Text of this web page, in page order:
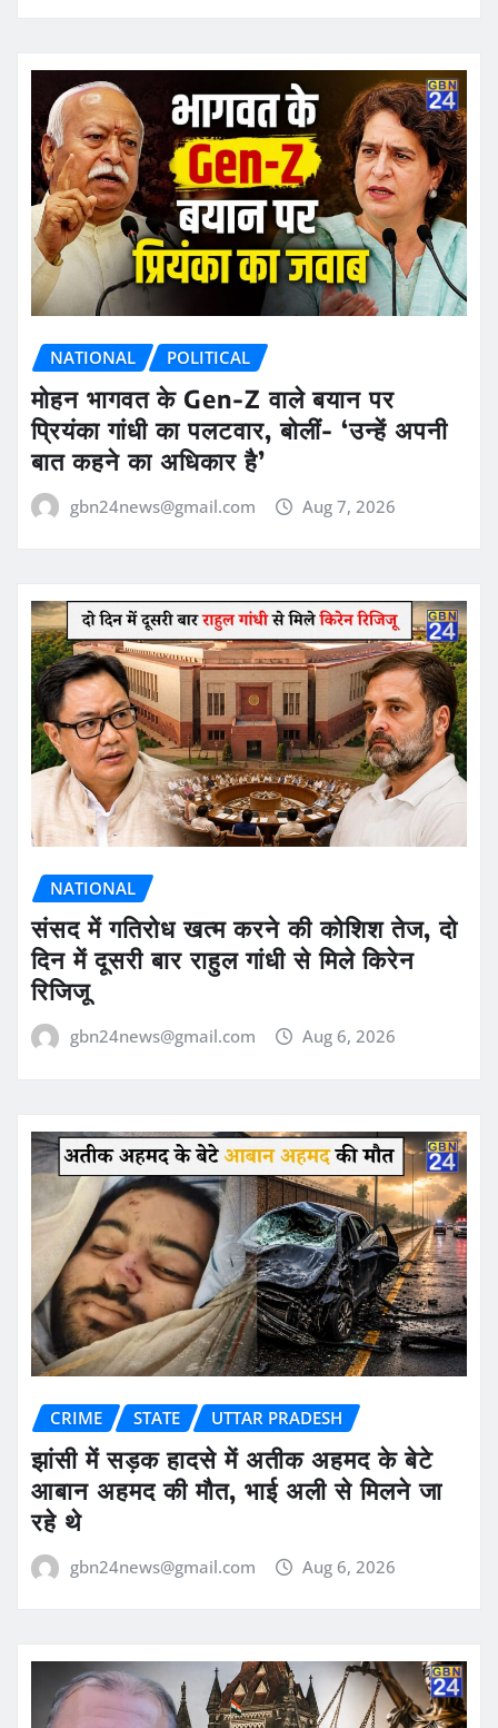
NATIONAL POLITICAL
मोहन भागवत के Gen-Z वाले बयान पर
प्रियंका गांधी का पलटवार, बोलीं- ‘उन्हें अपनी
बात कहने का अधिकार है’
gbn24news@gmail.com Aug 7, 2026
NATIONAL
संसद में गतिरोध खत्म करने की कोशिश तेज, दो
दिन में दूसरी बार राहुल गांधी से मिले किरेन
रिजिजू
gbn24news@gmail.com Aug 6, 2026
CRIME STATE UTTAR PRADESH
झांसी में सड़क हादसे में अतीक अहमद के बेटे
आबान अहमद की मौत, भाई अली से मिलने जा
रहे थे
gbn24news@gmail.com Aug 6, 2026